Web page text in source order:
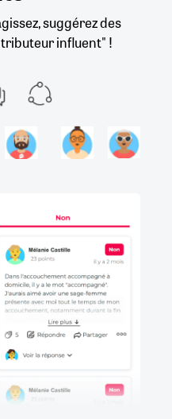
suggérez des
influent" !